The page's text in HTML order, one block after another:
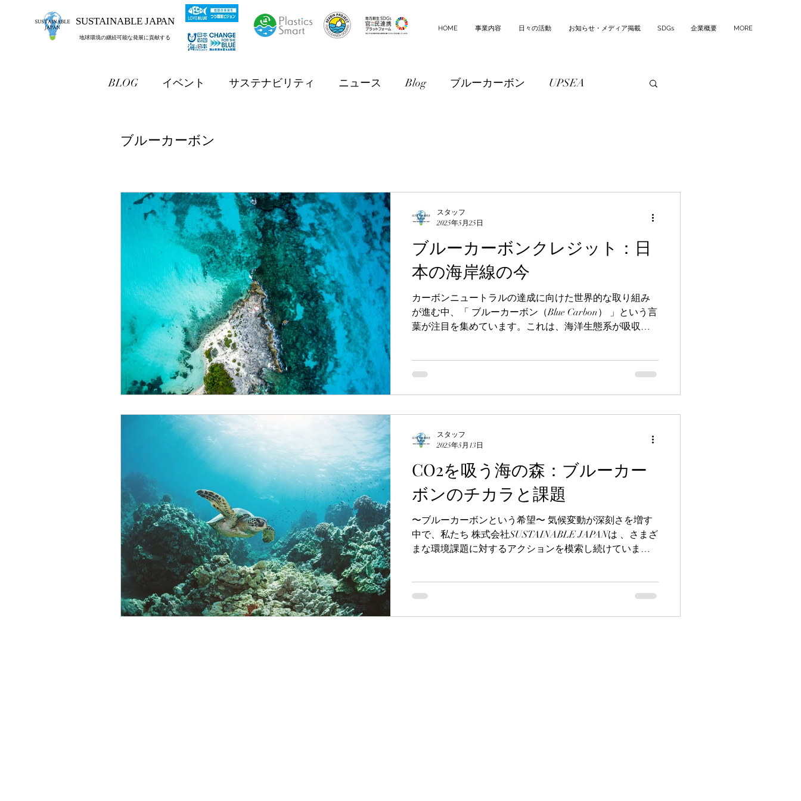
SUSTAINABLE JAPAN
地球環境の継続可能な発展に貢献する
HOME 事業内容 日々の活動 お知らせ・メディア掲載 SDGs 企業概要 MORE
BLOG イベント サステナビリティ ニュース Blog ブルーカーボン UPSEA
ブルーカーボン
ブルーカーボンクレジット：日
本の海岸線の今
カーボンニュートラルの達成に向けた世界的な取り組み
が進む中、「 ブルーカーボン（Blue Carbon） 」という言
葉が注目を集めています。これは、海洋生態系が吸収・
スタッフ
2025年5月25日
CO2を吸う海の森：ブルーカー
ボンのチカラと課題
〜ブルーカーボンという希望〜 気候変動が深刻さを増す
中で、私たち 株式会社SUSTAINABLE JAPANは 、さまざ
まな環境課題に対するアクションを模索し続けていま
スタッフ
2025年5月13日